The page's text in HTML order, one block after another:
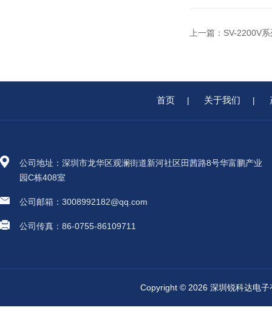
上一篇： SV-2200V
首页 | 关于我们 |
公司地址：深圳市龙华区观澜街道新河社区田茜路8号华富鹏产业
园C栋408室
公司邮箱：3008992182@qq.com
公司传真：86-0755-86109711
Copyright © 2026 深圳锐科达电